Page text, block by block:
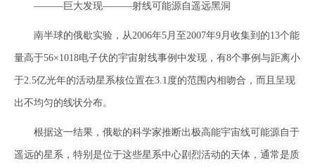
———巨大发现———射线可能源自遥远黑洞
南半球的俄歇实验，从2006年5月至2007年9月收集到的13个能
量高于56×1018电子伏的宇宙射线事例中发现，有8个事例与距离小
于2.5亿光年的活动星系核位置在3.1度的范围内相吻合，而且呈现
出不均匀的线状分布。
根据这一结果，俄歇的科学家推断出极高能宇宙线可能源自于
遥远的星系，特别是位于这些星系中心剧烈活动的天体，通常是质